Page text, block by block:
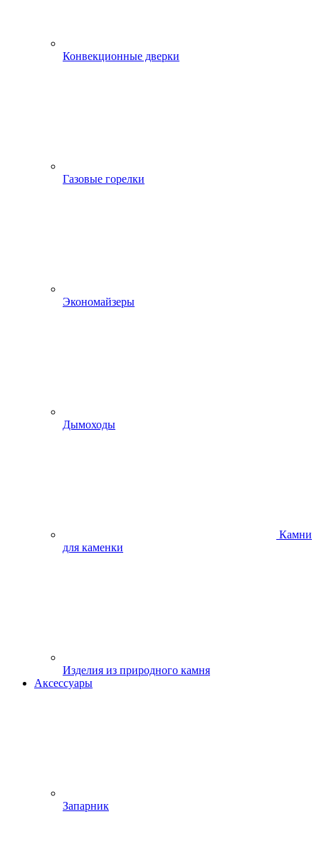
Конвекционные дверки
Газовые горелки
Экономайзеры
Дымоходы
Камни
для каменки
Изделия из природного камня
Аксессуары
Запарник